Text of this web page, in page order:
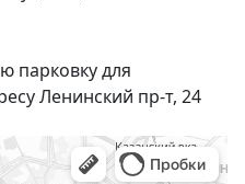
парковку для
Ленинский пр-т, 24